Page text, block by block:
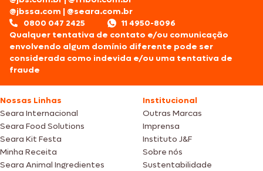
@jbssa.com |@seara.com.br
0800 047 2425
11 4950-8096
Qualquer tentativa de contato e/ou comunicação
envolvendo algum domínio diferente pode ser
considerada como indevida e/ou uma tentativa de
fraude
Nossas Linhas
Seara Internacional
Seara Food Solutions
Seara Kit Festa
Minha Receita
Seara Animal Ingredientes
Institucional
Outras Marcas
Imprensa
Instituto J&F
Sobre nós
Sustentabilidade